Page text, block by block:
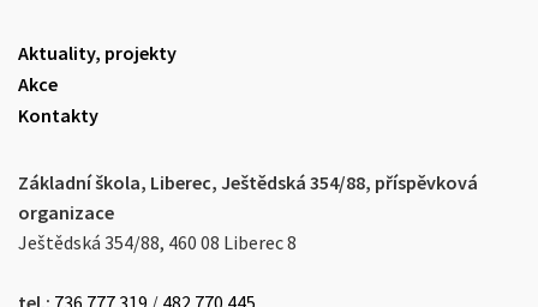
Aktuality, projekty
Akce
Kontakty
Základní škola, Liberec, Ještědská 354/88, příspěvková
organizace
Ještědská 354/88, 460 08 Liberec 8